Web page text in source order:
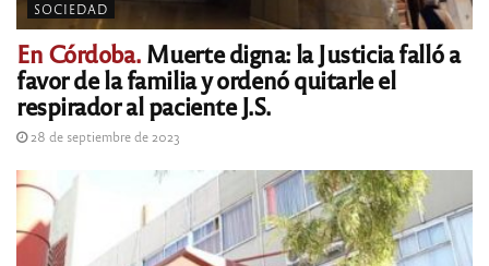
SOCIEDAD
En Córdoba.Muerte digna: la Justicia falló a
favor de la familia y ordenó quitarle el
respirador al paciente J.S.
28 de septiembre de 2023